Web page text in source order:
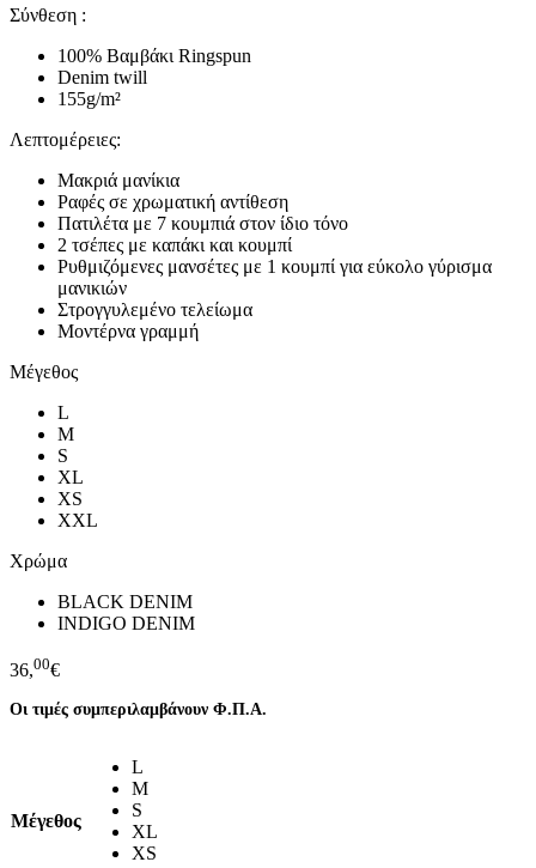
Σύνθεση :
100% Βαμβάκι Ringspun
Denim twill
155g/m²
Λεπτομέρειες:
Μακριά μανίκια
Ραφές σε χρωματική αντίθεση
Πατιλέτα με 7 κουμπιά στον ίδιο τόνο
2 τσέπες με καπάκι και κουμπί
Ρυθμιζόμενες μανσέτες με 1 κουμπί για εύκολο γύρισμα
μανικιών
Στρογγυλεμένο τελείωμα
Μοντέρνα γραμμή
Μέγεθος
L
M
S
XL
XS
XXL
Χρώμα
BLACK DENIM
INDIGO DENIM
36,00€
Οι τιμές συμπεριλαμβάνουν Φ.Π.Α.
Μέγεθος
L
M
S
XL
XS